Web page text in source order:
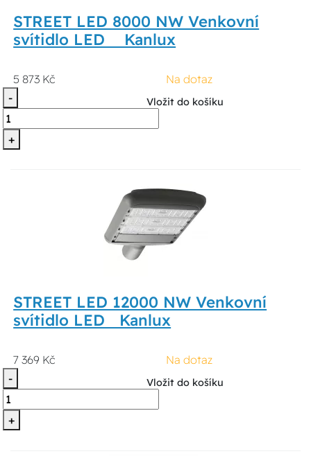
STREET LED 8000 NW Venkovní
svítidlo LED Kanlux
5 873 Kč
Na dotaz
-
+
Vložit do košíku
STREET LED 12000 NW Venkovní
svítidlo LED Kanlux
7 369 Kč
Na dotaz
-
+
Vložit do košíku